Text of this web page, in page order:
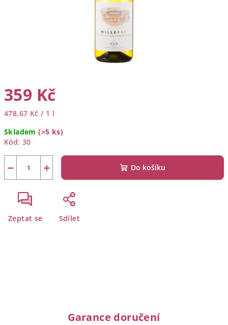
359 Kč
Měrná
478,67 Kč / 1 l
Skladem(>5 ks)
Kód: 30
+
− Do košíku
Zeptat se Sdílet
Garance doručení